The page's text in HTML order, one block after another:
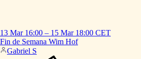
13 Mar 16:00 – 15 Mar 18:00 CET
Fin de Semana Wim Hof
Gabriel S